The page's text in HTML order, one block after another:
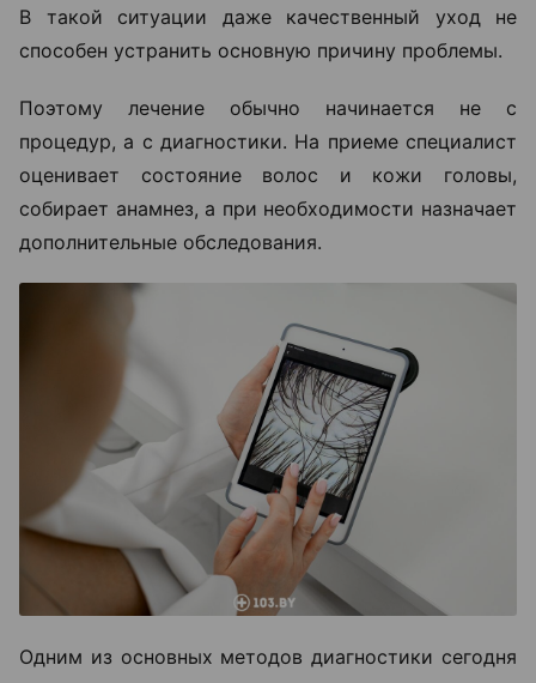
В такой ситуации даже качественный уход не
способен устранить основную причину проблемы.
Поэтому лечение обычно начинается не с
процедур, а с диагностики. На приеме специалист
оценивает состояние волос и кожи головы,
собирает анамнез, а при необходимости назначает
дополнительные обследования.
Одним из основных методов диагностики сегодня